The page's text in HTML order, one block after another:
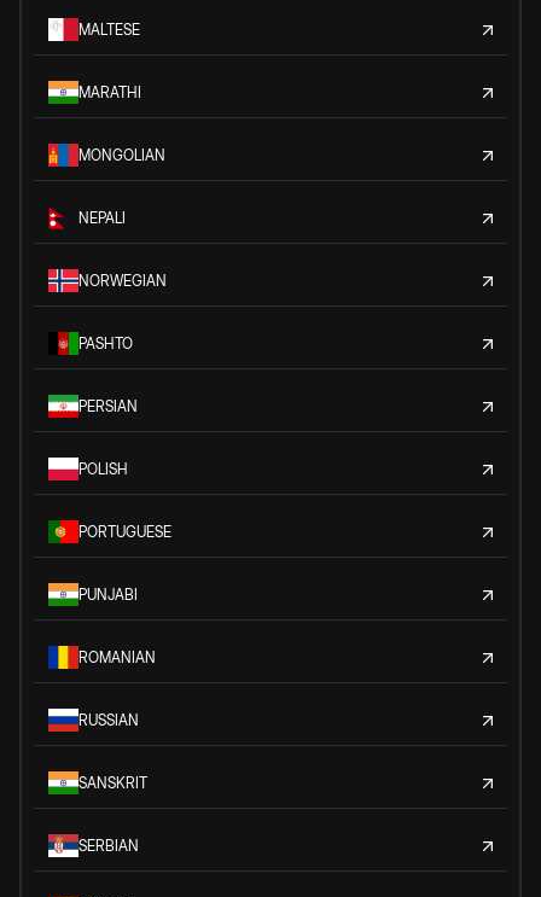
MALTESE
MARATHI
MONGOLIAN
NEPALI
NORWEGIAN
PASHTO
PERSIAN
POLISH
PORTUGUESE
PUNJABI
ROMANIAN
RUSSIAN
SANSKRIT
SERBIAN